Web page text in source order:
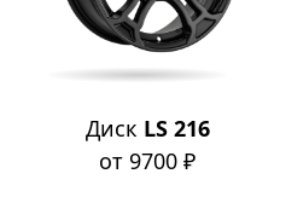
Диск LS 216
от 9700 ₽